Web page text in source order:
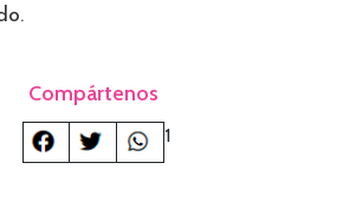
Compártenos
1